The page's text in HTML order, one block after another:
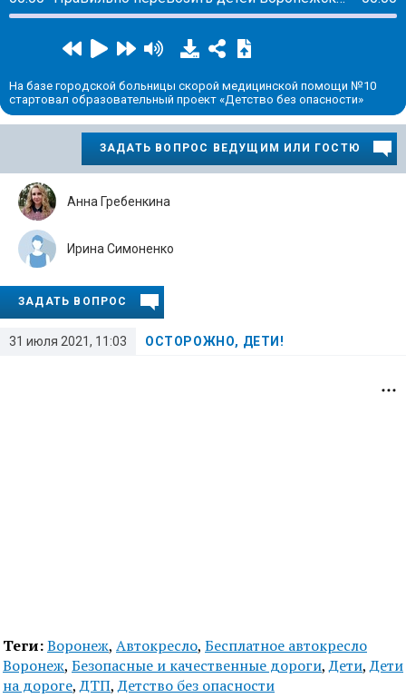
На базе городской больницы скорой медицинской помощи №10
стартовал образовательный проект «Детство без опасности»
ЗАДАТЬ ВОПРОС ВЕДУЩИМ ИЛИ ГОСТЮ
31 июля 2021, 11:03 ОСТОРОЖНО, ДЕТИ!
Анна Гребенкина
Ирина Симоненко
ЗАДАТЬ ВОПРОС
Теги:Воронеж, Автокресло, Бесплатное автокресло
Воронеж, Безопасные и качественные дороги,Дети,Дети
на дороге,ДТП,Детство без опасности